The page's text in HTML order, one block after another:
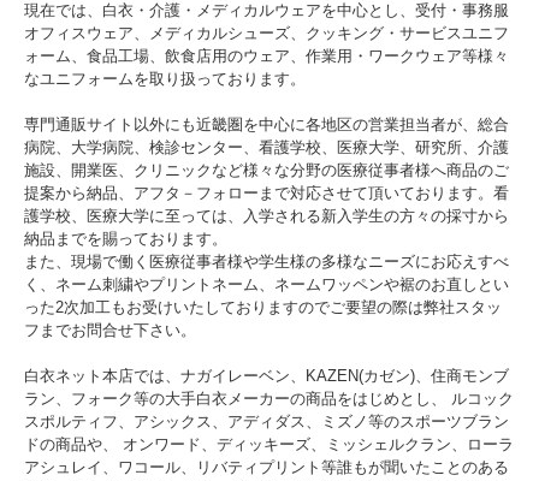
現在では、白衣・介護・メディカルウェアを中心とし、受付・事務服
オフィスウェア、メディカルシューズ、クッキング・サービスユニフ
ォーム、食品工場、飲食店用のウェア、作業用・ワークウェア等様々
なユニフォームを取り扱っております。
専門通販サイト以外にも近畿圏を中心に各地区の営業担当者が、総合
病院、大学病院、検診センター、看護学校、医療大学、研究所、介護
施設、開業医、クリニックなど様々な分野の医療従事者様へ商品のご
提案から納品、アフタ－フォローまで対応させて頂いております。看
護学校、医療大学に至っては、入学される新入学生の方々の採寸から
納品までを賜っております。
また、現場で働く医療従事者様や学生様の多様なニーズにお応えすべ
く、ネーム刺繍やプリントネーム、ネームワッペンや裾のお直しとい
った2次加工もお受けいたしておりますのでご要望の際は弊社スタッ
フまでお問合せ下さい。
白衣ネット本店では、ナガイレーベン、KAZEN(カゼン)、住商モンブ
ラン、フォーク等の大手白衣メーカーの商品をはじめとし、 ルコック
スポルティフ、アシックス、アディダス、ミズノ等のスポーツブラン
ドの商品や、 オンワード、ディッキーズ、ミッシェルクラン、ローラ
アシュレイ、ワコール、リバティプリント等誰もが聞いたことのある